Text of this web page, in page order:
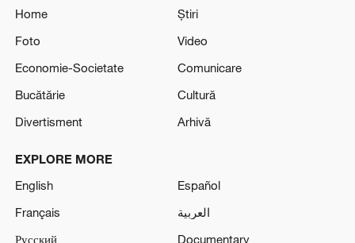
Home
Știri
Foto
Video
Economie-Societate
Comunicare
Bucătărie
Cultură
Divertisment
Arhivă
EXPLORE MORE
English
Español
Français
العربية
Русский
Documentary